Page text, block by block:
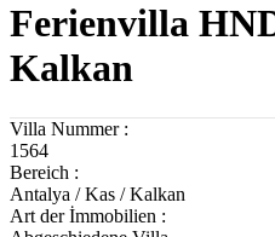
Ferienvilla
Kalkan
Villa Nummer :
1564
Bereich :
Antalya / Kas / Kalkan
Art der İmmobilien :